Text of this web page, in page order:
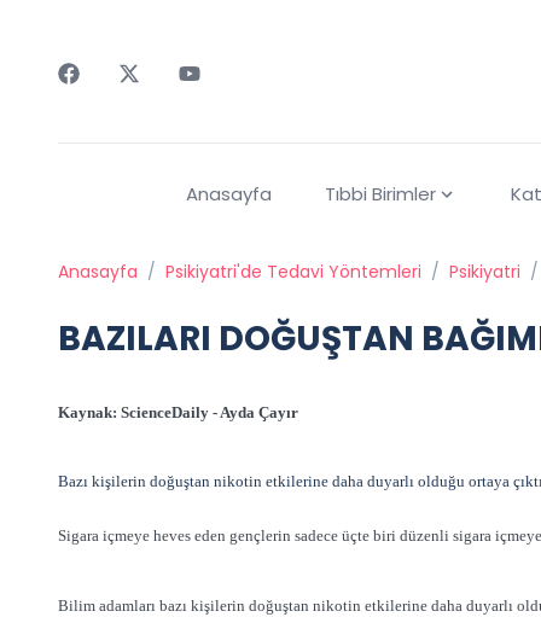
Anasayfa Tıbbi Birimler
Anasayfa / Psikiyatri'de Tedavi Yöntemleri / Psikiyatri /
BAZILARI DOĞUŞTAN
Kaynak: ScienceDaily - Ayda Çayır
Bazı kişilerin doğuştan nikotin etkilerine daha duyarlı olduğu ortaya
Sigara içmeye heves eden gençlerin sadece üçte biri düzenli sigara
Bilim adamları bazı kişilerin doğuştan nikotin etkilerine daha duyarlı